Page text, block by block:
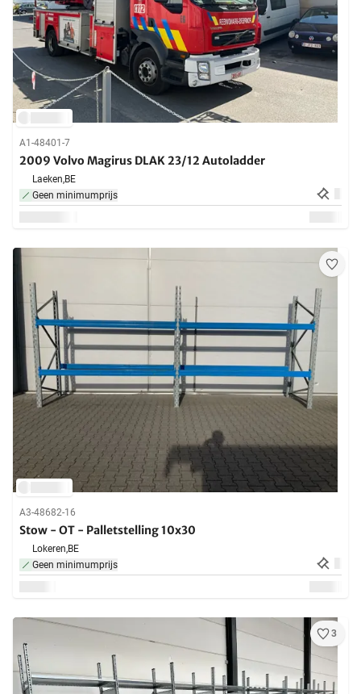
A1-48401-7
2009 Volvo Magirus DLAK 23/12 Autoladder
Laeken,BE
Geen minimumprijs
A3-48682-16
Stow - OT - Palletstelling 10x30
Lokeren,BE
Geen minimumprijs
3